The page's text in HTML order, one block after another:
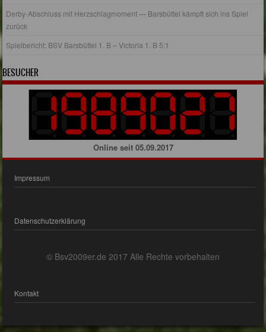
Derby-Abschluss mit Herzschlagmoment — Barsbüttel kämpft sich ins Spiel
zurück
Spielbericht: BSV Barsbüttel 1. B – Victoria 1. B 5:1
BESUCHER
Online seit 05.09.2017
Impressum
Datenschutzerklärung
© Bsv2009er.de 2017 Alle Rechte vorbehalten
Kontakt